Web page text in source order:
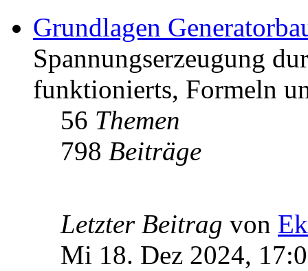
Grundlagen
Spannungserzeugung
funktionierts, Formeln
56 Themen
798 Beiträge
Letzter Beitrag von
Mi 18. Dez 2024,